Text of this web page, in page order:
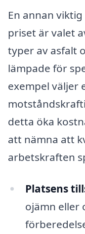
En annan
priset är valet
typer av asfalt
lämpade för
exempel väljer
detta öka
att nämna att
arbetskraften
Platsens
ojämn eller